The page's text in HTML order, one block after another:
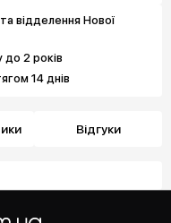
відделення Нової
до 2 років
14 днів
Відгуки